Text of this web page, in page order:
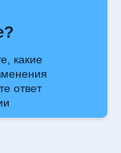
какие
ответ